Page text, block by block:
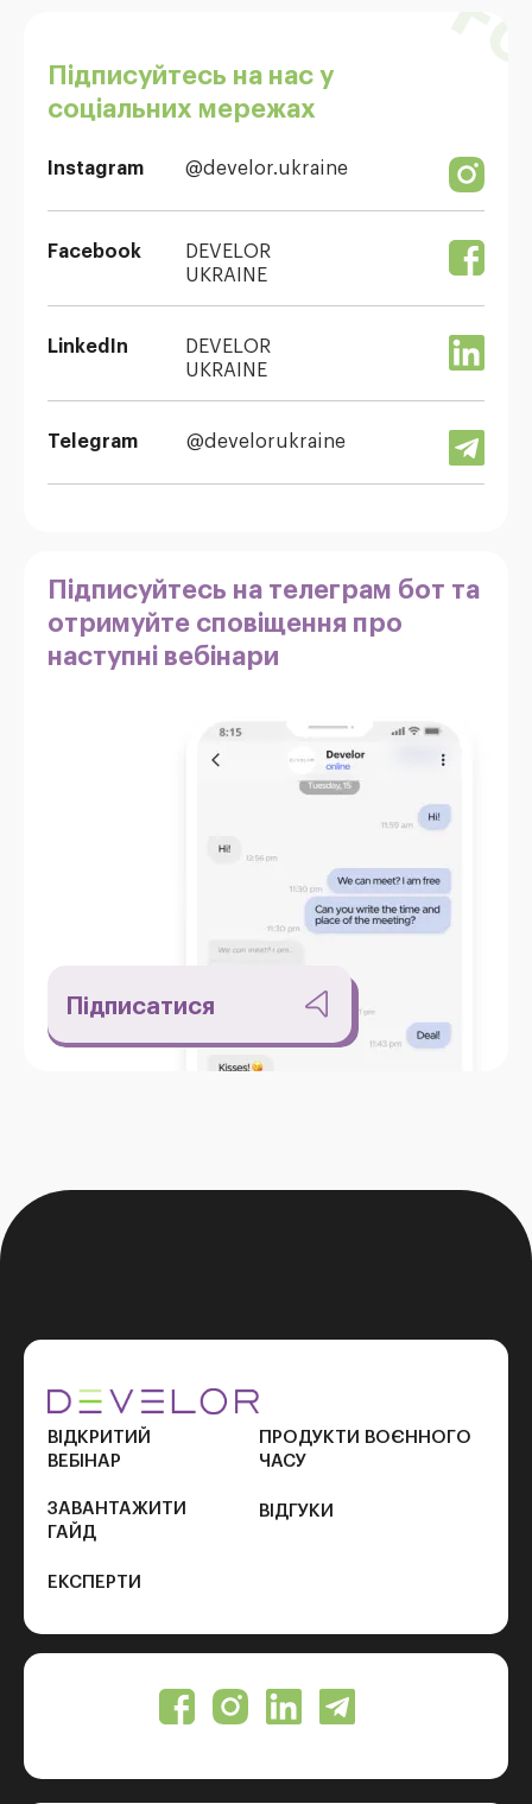
Підписуйтесь на нас у
соціальних мережах
Instagram @develor.ukraine
Facebook
DEVELOR
UKRAINE
LinkedIn
DEVELOR
UKRAINE
Telegram @develorukraine
Підписуйтесь на телеграм бот та
отримуйте сповіщення про
наступні вебінари
Підписатися
ВІДКРИТИЙ
ВЕБІНАР
ЗАВАНТАЖИТИ
ГАЙД
ЕКСПЕРТИ
ПРОДУКТИ ВОЄННОГО
ЧАСУ
ВІДГУКИ